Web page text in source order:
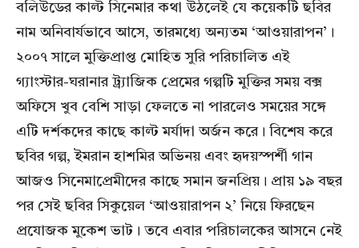
বলিউডের কাল্ট সিনেমার কথা উঠলেই যে কয়েকটি ছবির
নাম অনিবার্যভাবে আসে, তারমধ্যে অন্যতম ‘আওয়ারাপন’।
২০০৭ সালে মুক্তিপ্রাপ্ত মোহিত সুরি পরিচালিত এই
গ্যাংস্টার-ঘরানার ট্র্যাজিক প্রেমের গল্পটি মুক্তির সময় বক্স
অফিসে খুব বেশি সাড়া ফেলতে না পারলেও সময়ের সঙ্গে
এটি দর্শকদের কাছে কাল্ট মর্যাদা অর্জন করে। বিশেষ করে
ছবির গল্প, ইমরান হাশমির অভিনয় এবং হৃদয়স্পর্শী গান
আজও সিনেমাপ্রেমীদের কাছে সমান জনপ্রিয়। প্রায় ১৯ বছর
পর সেই ছবির সিকুয়েল ‘আওয়ারাপন ২’ নিয়ে ফিরছেন
প্রযোজক মুকেশ ভাট। তবে এবার পরিচালকের আসনে নেই